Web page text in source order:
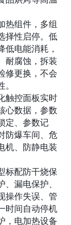
热组件 ，多组
择性启停。低
电能消耗，
耐腐蚀，拆装
修更换，不会
触控面板实时
心数据，参数
定、参数记
防爆车间、危
机、防静电装
标配防干烧保
漏电保护、
操作失误、管
时间自动停机
，电加热设备